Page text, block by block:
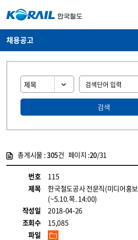
채용공고
검색
총게시물 :305건 페이지 :20/31
번호
115
제목
한국철도공사 전문직(미디어홍
(~5.10.목. 14:00)
작성일
2018-04-26
조회수
15,085
파일